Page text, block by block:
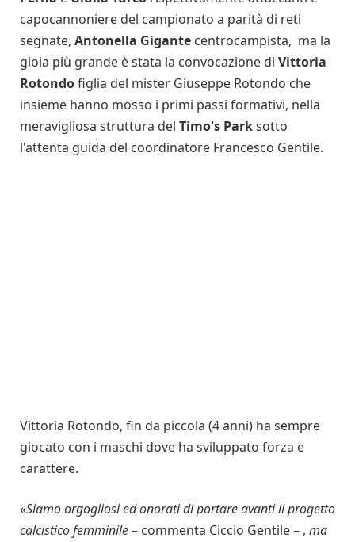
capocannoniere del campionato a parità di reti
segnate, Antonella Gigante centrocampista, ma la
gioia più grande è stata la convocazione di Vittoria
Rotondofiglia del mister Giuseppe Rotondo che
insieme hanno mosso i primi passi formativi, nella
meravigliosa struttura del Timo's Parksotto
l'attenta guida del coordinatore Francesco Gentile.
Vittoria Rotondo, fin da piccola (4 anni) ha sempre
giocato con i maschi dove ha sviluppato forza e
carattere.
«Siamo orgogliosi ed onorati di portare avanti il progetto
calcistico femminile– commenta Ciccio Gentile – , ma